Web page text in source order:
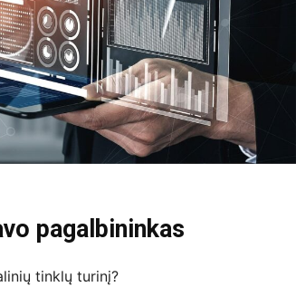
pagalbininkas
tinklų turinį?